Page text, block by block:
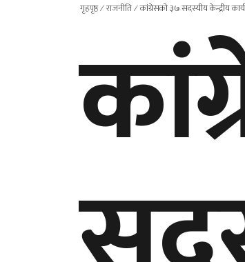
गृहपृष्ठ∕राजनीति∕कांग्रेसको ३७ सदस्यीय केन्द्रीय